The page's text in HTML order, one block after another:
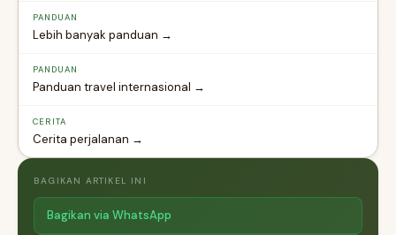
PANDUAN
Lebih banyak panduan →
PANDUAN
Panduan travel internasional →
CERITA
Cerita perjalanan →
BAGIKAN ARTIKEL INI
Bagikan via WhatsApp